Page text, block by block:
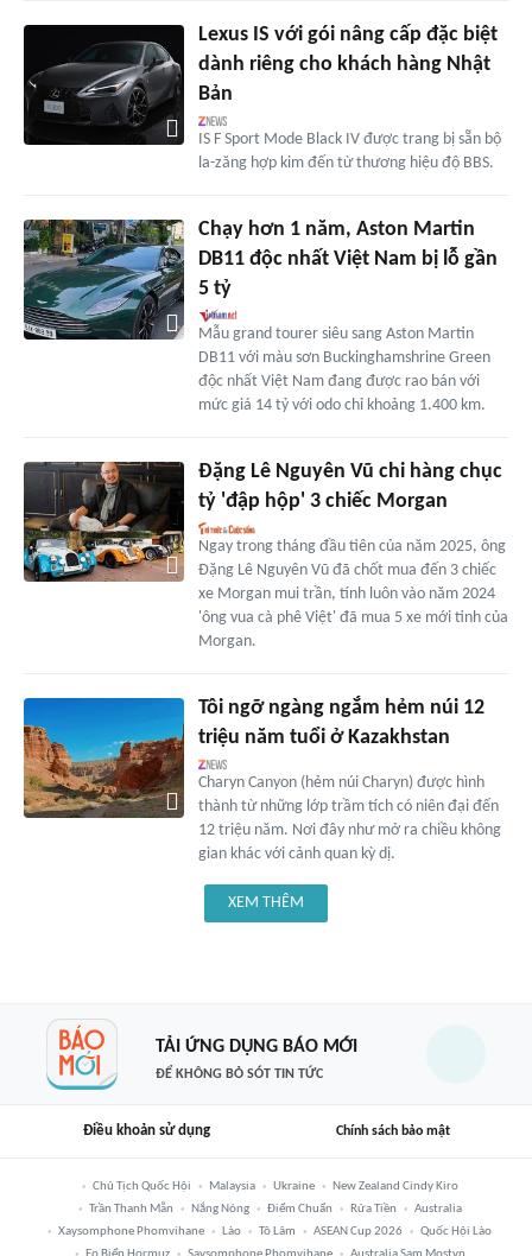
Lexus IS với gói nâng cấp đặc biệt
dành riêng cho khách hàng Nhật
Bản
IS F Sport Mode Black IV được trang bị sẵn bộ
la-zăng hợp kim đến từ thương hiệu độ BBS.
Chạy hơn 1 năm, Aston Martin
DB11 độc nhất Việt Nam bị lỗ gần
5 tỷ
Mẫu grand tourer siêu sang Aston Martin
DB11 với màu sơn Buckinghamshrine Green
độc nhất Việt Nam đang được rao bán với
mức giá 14 tỷ với odo chỉ khoảng 1.400 km.
Đặng Lê Nguyên Vũ chi hàng chục
tỷ 'đập hộp' 3 chiếc Morgan
Ngay trong tháng đầu tiên của năm 2025, ông
Đặng Lê Nguyên Vũ đã chốt mua đến 3 chiếc
xe Morgan mui trần, tính luôn vào năm 2024
'ông vua cà phê Việt' đã mua 5 xe mới tinh của
Morgan.
Tôi ngỡ ngàng ngắm hẻm núi 12
triệu năm tuổi ở Kazakhstan
Charyn Canyon (hẻm núi Charyn) được hình
thành từ những lớp trầm tích có niên đại đến
12 triệu năm. Nơi đây như mở ra chiều không
gian khác với cảnh quan kỳ dị.
XEM THÊM
TẢI ỨNG DỤNG BÁO MỚI
ĐỂ KHÔNG BỎ SÓT TIN TỨC
Điều khoản sử dụng Chính sách bảo mật
Chủ Tịch Quốc Hội Malaysia Ukraine
New Zealand Cindy Kiro
Trần Thanh Mẫn
Nắng Nóng Điểm Chuẩn Rửa Tiền
Australia
Xaysomphone Phomvihane
Lào Tô Lâm ASEAN Cup 2026
Quốc Hội Lào